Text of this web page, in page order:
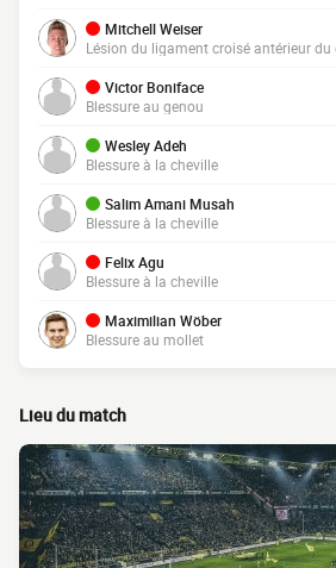
Mitchell Weiser
Lésion du ligament croisé antérieur du
Victor Boniface
Blessure au genou
Wesley Adeh
Blessure à la cheville
Salim Amani Musah
Blessure à la cheville
Felix Agu
Blessure à la cheville
Maximilian Wöber
Blessure au mollet
Lieu du match